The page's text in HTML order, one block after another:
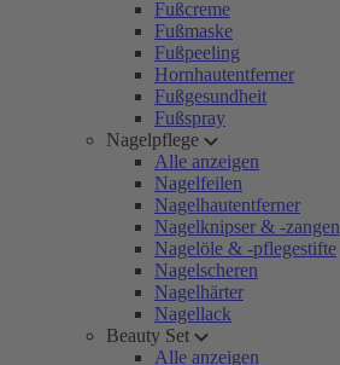
Fußcreme
Fußmaske
Fußpeeling
Hornhautentferner
Fußgesundheit
Fußspray
Nagelpflege
Alle anzeigen
Nagelfeilen
Nagelhautentferner
Nagelknipser & -zangen
Nagelöle & -pflegestifte
Nagelscheren
Nagelhärter
Nagellack
Beauty Set
Alle anzeigen